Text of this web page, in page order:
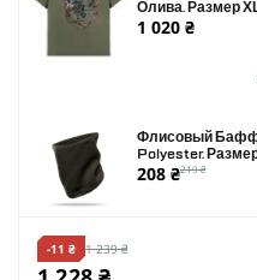
Олива. Размер
1 020 ₴
Флисовый Бафф
Polyester.
208 ₴219 ₴
-11 ₴ 1 239 ₴